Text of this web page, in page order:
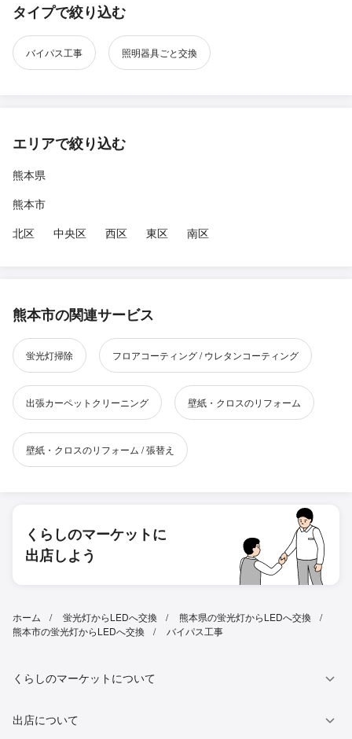
タイプで絞り込む
バイパス工事 照明器具ごと交換
エリアで絞り込む
熊本県
熊本市
北区
中央区 西区 東区 南区
熊本市の関連サービス
蛍光灯掃除 フロアコーティング / ウレタンコーティング
出張カーペットクリーニング 壁紙・クロスのリフォーム
壁紙・クロスのリフォーム / 張替え
くらしのマーケットに
出店しよう
ホーム 蛍光灯からLEDへ交換
熊本県の蛍光灯からLEDへ交換
熊本市の蛍光灯からLEDへ交換
バイパス工事
くらしのマーケットについて
出店について